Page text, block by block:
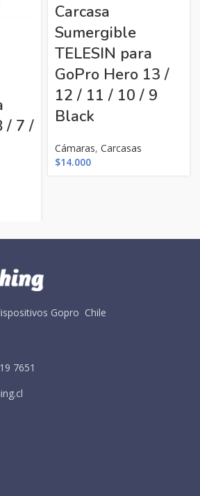
/ 7 /
Carcasa
Sumergible
TELESIN para
GoPro Hero 13 /
12 / 11 / 10 / 9
Black
Cámaras, Carcasas
$14.000
Gopro Chile
7651